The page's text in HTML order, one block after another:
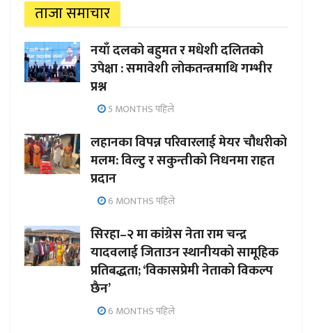
ताजा समाचार
नयाँ दलको बहुमत र मधेशी दलितको
उपेक्षा : समावेशी लोकतन्त्रमाथि गम्भीर
प्रश्न
5 MONTHS पहिले
लहानका विपन्न परिवारलाई मेयर चौधरीको
मलम: विल्टु र सकुन्तीको निधनमा राहत
प्रदान
6 MONTHS पहिले
सिरहा–२ मा कांग्रेस नेता राम चन्द्र
यादवलाई जिताउन स्थानीयको सामूहिक
प्रतिबद्धता; ‘विकासप्रेमी नेताको विकल्प
छैन’
6 MONTHS पहिले